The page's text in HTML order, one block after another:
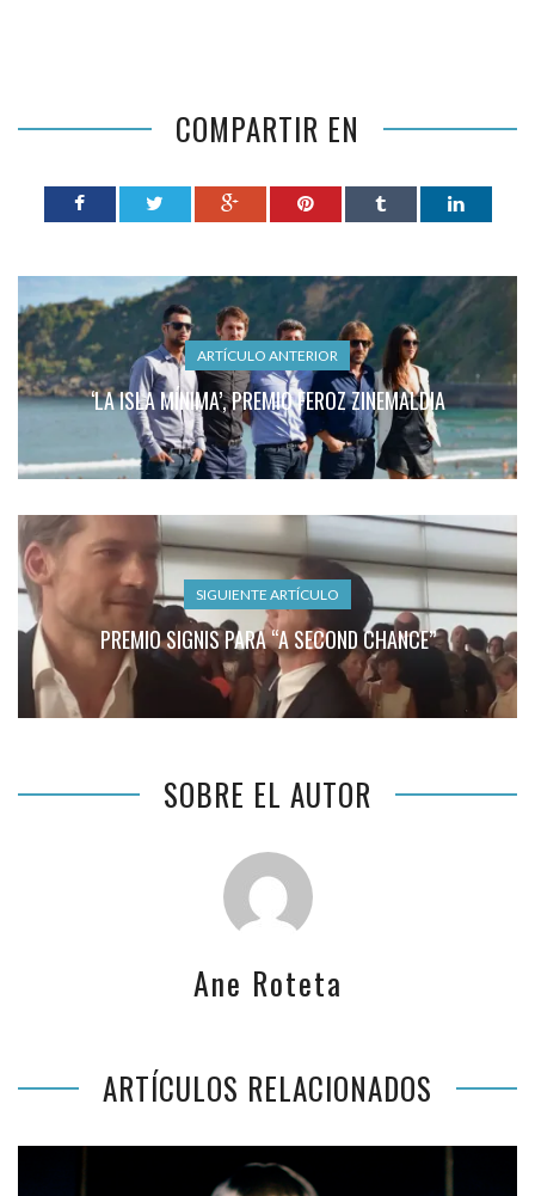
COMPARTIR EN
ARTÍCULO ANTERIOR
‘LA ISLA MÍNIMA’, PREMIO FEROZ ZINEMALDIA
SIGUIENTE ARTÍCULO
PREMIO SIGNIS PARA “A SECOND CHANCE”
SOBRE EL AUTOR
Ane Roteta
ARTÍCULOS RELACIONADOS